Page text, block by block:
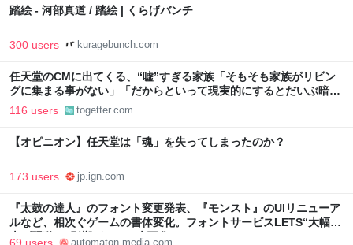
踏絵 - 河部真道 / 踏絵 | くらげバンチ
300 users kuragebunch.com
任天堂のCMに出てくる、“嘘”すぎる家族「そもそも家族がリビン
グに集まる事がない」「だからといって現実的にするとだいぶ暗い
CMになっちゃいそう」
116 users togetter.com
【オピニオン】任天堂は「魂」を失ってしまったのか？
173 users jp.ign.com
『太鼓の達人』のフォント変更発表、『モンスト』のUIリニューア
ルなど、相次ぐゲームの書体変化。フォントサービスLETS“大幅値
上げ騒動”の影響が、いま表面化か - AUTOMATON
automaton-media.com